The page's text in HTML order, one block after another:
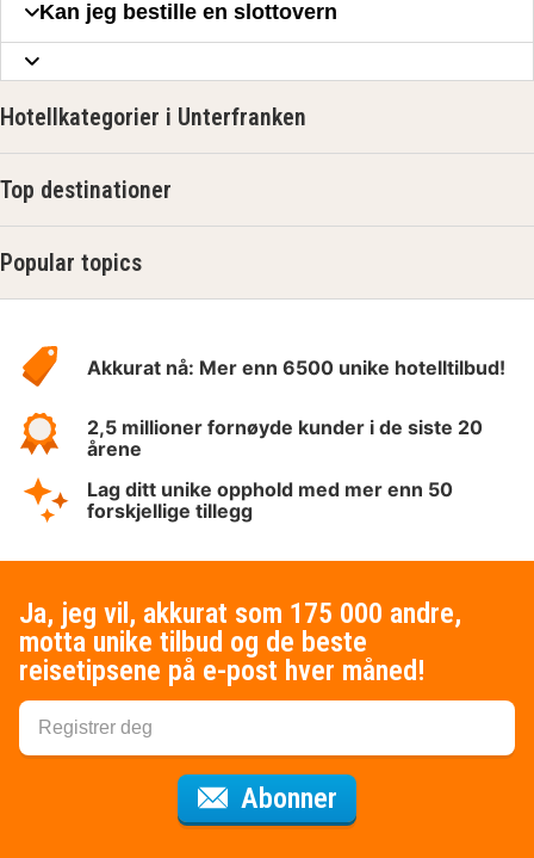
Kan jeg bestille en slottovern
Hotellkategorier i Unterfranken
Top destinationer
Popular topics
Hotelspecials
Akkurat nå: Mer enn 6500 unike hotelltilbud!
2,5 millioner fornøyde kunder i de siste 20
årene
Lag ditt unike opphold med mer enn 50
forskjellige tillegg
Ja, jeg vil, akkurat som 175 000 andre,
motta unike tilbud og de beste
reisetipsene på e-post hver måned!
Abonner